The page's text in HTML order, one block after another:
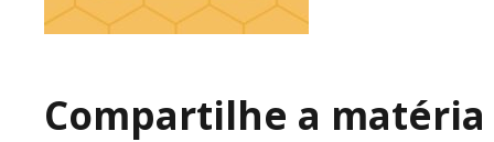
Compartilhe a